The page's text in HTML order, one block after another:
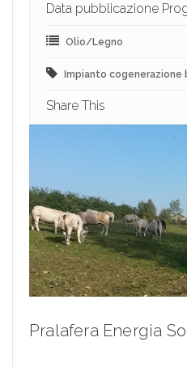
Data pubblicazione
Olio/Legno
Impianto cogenerazione
Share This
Pralafera Energia